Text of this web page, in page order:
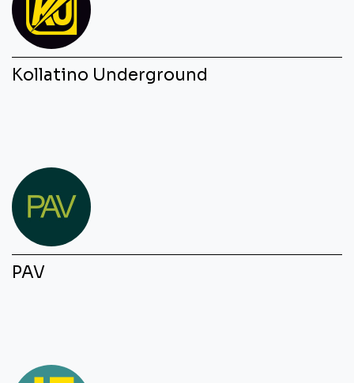
Kollatino Underground
PAV